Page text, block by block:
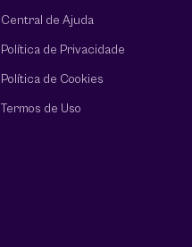
Central de Ajuda
Política de Privacidade
Política de Cookies
Termos de Uso